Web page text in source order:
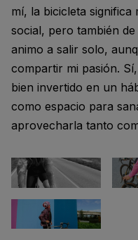
mí, la bicicleta
social, pero también
animo a salir solo,
compartir mi pasión.
bien invertido en un
como espacio para
aprovecharla tanto